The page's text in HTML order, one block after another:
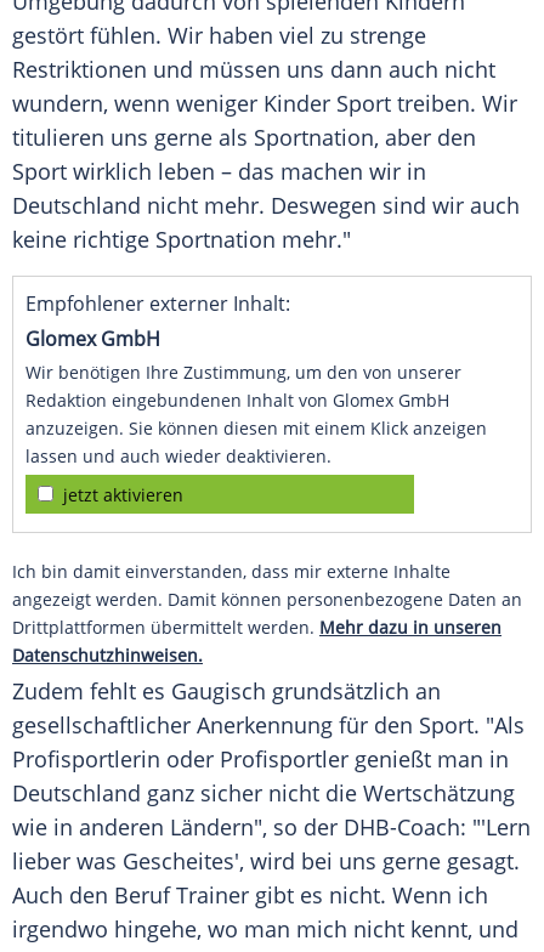
gestört fühlen. Wir haben viel zu strenge
Restriktionen und müssen uns dann auch nicht
wundern, wenn weniger Kinder Sport treiben. Wir
titulieren uns gerne als Sportnation, aber den
Sport wirklich leben – das machen wir in
Deutschland nicht mehr. Deswegen sind wir auch
keine richtige Sportnation mehr."
Empfohlener externer Inhalt:
Glomex GmbH
Wir benötigen Ihre Zustimmung, um den von unserer
Redaktion eingebundenen Inhalt von Glomex GmbH
anzuzeigen. Sie können diesen mit einem Klick anzeigen
lassen und auch wieder deaktivieren.
jetzt aktivieren
Ich bin damit einverstanden, dass mir externe Inhalte
angezeigt werden. Damit können personenbezogene Daten an
Drittplattformen übermittelt werden. Mehr dazu in unseren
Datenschutzhinweisen.
Zudem fehlt es Gaugisch grundsätzlich an
gesellschaftlicher Anerkennung für den Sport. "Als
Profisportlerin oder Profisportler genießt man in
Deutschland ganz sicher nicht die Wertschätzung
wie in anderen Ländern", so der DHB-Coach: "'Lern
lieber was Gescheites', wird bei uns gerne gesagt.
Auch den Beruf Trainer gibt es nicht. Wenn ich
irgendwo hingehe, wo man mich nicht kennt, und